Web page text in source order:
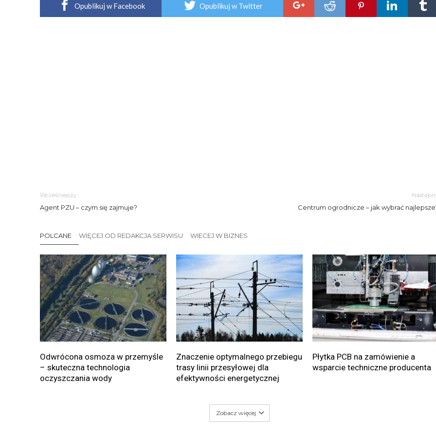
Opublikuj w Facebook Opublikuj w Twitter
Wcześniejszy
Agent PZU – czym się zajmuje? Centrum ogrodnicze – jak wybrać
POLCANE WIĘCEJ OD REDAKCJA SERWISU WIECEJ W BIZNES
Odwrócona osmoza w przemyśle
– skuteczna technologia
oczyszczania wody
Znaczenie optymalnego przebiegu
trasy linii przesyłowej dla
efektywności energetycznej
Płytka PCB na zamówienie a
wsparcie techniczne producenta
Zobacz więcej